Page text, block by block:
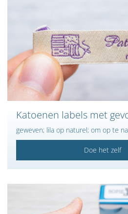
Katoenen labels met
geweven; lila op naturel; om op te
Doe het zelf